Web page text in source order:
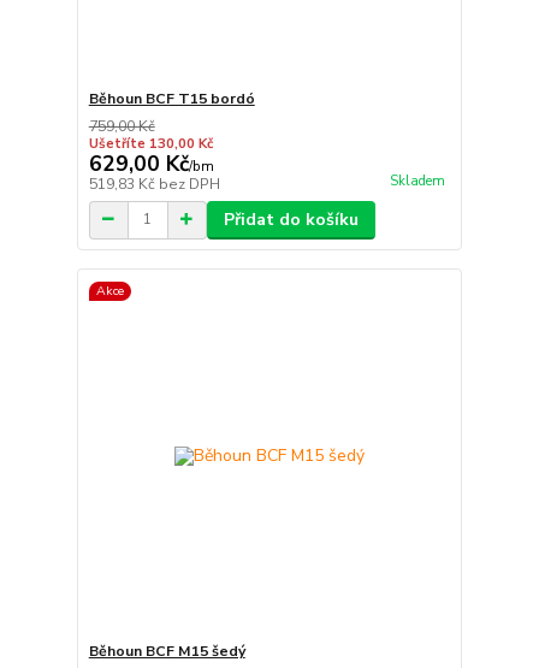
Běhoun BCF T15 bordó
759,00 Kč
Ušetříte 130,00 Kč
629,00 Kč/bm
519,83 Kč bez DPH Skladem
Přidat do košíku
Akce
Běhoun BCF M15 šedý